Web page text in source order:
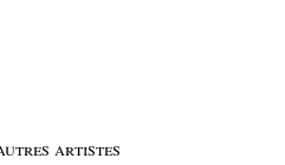
artistes